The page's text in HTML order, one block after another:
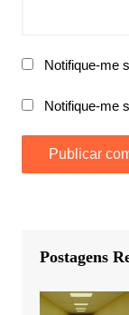
Notifique-me
Notifique-me
Postagens